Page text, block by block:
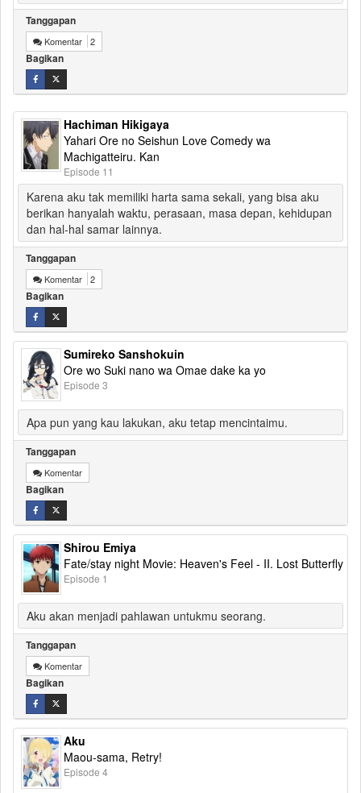
Tanggapan
Komentar 2
Bagikan
Hachiman Hikigaya
Yahari Ore no Seishun Love Comedy wa
Machigatteiru. Kan
Episode 11
Karena aku tak memiliki harta sama sekali, yang bisa aku
berikan hanyalah waktu, perasaan, masa depan, kehidupan
dan hal-hal samar lainnya.
Tanggapan
Komentar 2
Bagikan
Sumireko Sanshokuin
Ore wo Suki nano wa Omae dake ka yo
Episode 3
Apa pun yang kau lakukan, aku tetap mencintaimu.
Tanggapan
Komentar
Bagikan
Shirou Emiya
Fate/stay night Movie: Heaven's Feel - II. Lost Butterfly
Episode 1
Aku akan menjadi pahlawan untukmu seorang.
Tanggapan
Komentar
Bagikan
Aku
Maou-sama, Retry!
Episode 4